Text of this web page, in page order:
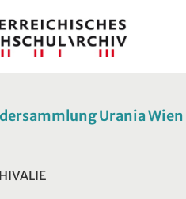
Urania Wien